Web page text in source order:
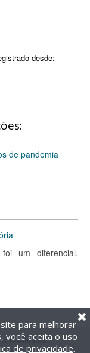
desde:
de pandemia
um diferencial.
reservados.
para melhorar
você aceita o uso
de privacidade.